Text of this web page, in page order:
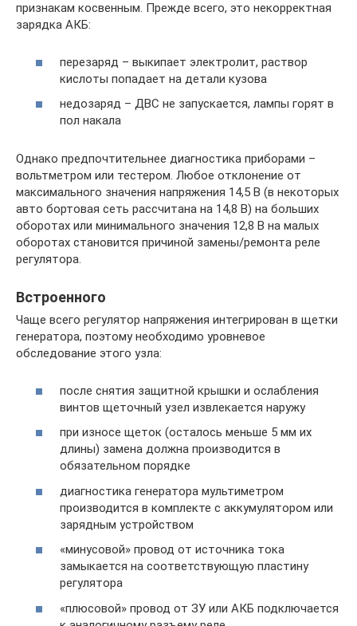
признакам косвенным. Прежде всего, это некорректная
зарядка АКБ:
перезаряд – выкипает электролит, раствор
кислоты попадает на детали кузова
недозаряд – ДВС не запускается, лампы горят в
пол накала
Однако предпочтительнее диагностика приборами –
вольтметром или тестером. Любое отклонение от
максимального значения напряжения 14,5 В (в некоторых
авто бортовая сеть рассчитана на 14,8 В) на больших
оборотах или минимального значения 12,8 В на малых
оборотах становится причиной замены/ремонта реле
регулятора.
Встроенного
Чаще всего регулятор напряжения интегрирован в щетки
генератора, поэтому необходимо уровневое
обследование этого узла:
после снятия защитной крышки и ослабления
винтов щеточный узел извлекается наружу
при износе щеток (осталось меньше 5 мм их
длины) замена должна производится в
обязательном порядке
диагностика генератора мультиметром
производится в комплекте с аккумулятором или
зарядным устройством
«минусовой» провод от источника тока
замыкается на соответствующую пластину
регулятора
«плюсовой» провод от ЗУ или АКБ подключается